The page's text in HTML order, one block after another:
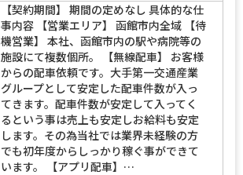
【契約期間】 期間の定めなし 具体的な仕
事内容 【営業エリア】 函館市内全域 【待
機営業】 本社、函館市内の駅や病院等の
施設にて複数個所。 【無線配車】 お客様
からの配車依頼です。大手第一交通産業
グループとして安定した配車件数が入っ
てきます。配車件数が安定して入ってく
るという事は売上も安定しお給料も安定
します。その為当社では業界未経験の方
でも初年度からしっかり稼ぐ事ができて
います。 【アプリ配車】…